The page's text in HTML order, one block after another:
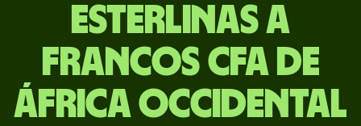
esterlinas a
francos CFA de
África Occidental